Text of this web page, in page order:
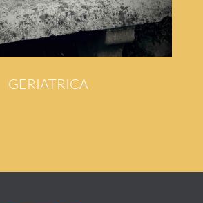
GERIATRICA